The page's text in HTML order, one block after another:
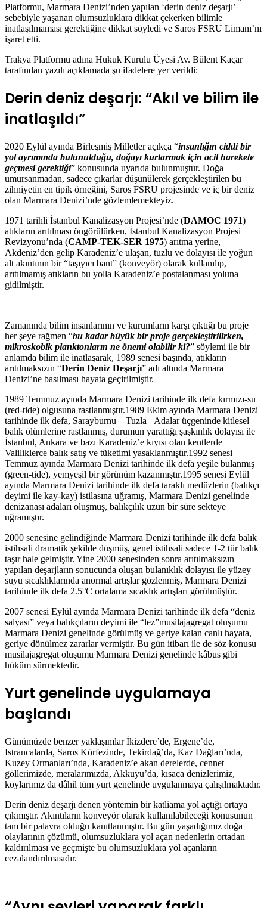
Platformu, Marmara Denizi’nden yapılan ‘derin deniz deşarjı’
sebebiyle yaşanan olumsuzluklara dikkat çekerken bilimle
inatlaşılmaması gerektiğine dikkat söyledi ve Saros FSRU Limanı’nı
işaret etti.
Trakya Platformu adına Hukuk Kurulu Üyesi Av. Bülent Kaçar
tarafından yazılı açıklamada şu ifadelere yer verildi:
Derin deniz deşarjı: “Akıl ve bilim ile
inatlaşıldı”
2020 Eylül ayında Birleşmiş Milletler açıkça “insanlığın ciddi bir
yol ayrımında bulunulduğu, doğayı kurtarmak için acil harekete
geçmesi gerektiği” konusunda uyarıda bulunmuştur. Doğa
umursanmadan, sadece çıkarlar düşünülerek gerçekleştirilen bu
zihniyetin en tipik örneğini, Saros FSRU projesinde ve iç bir deniz
olan Marmara Denizi’nde gözlemlemekteyiz.
1971 tarihli İstanbul Kanalizasyon Projesi’nde (DAMOC 1971)
atıkların arıtılması öngörülürken, İstanbul Kanalizasyon Projesi
Revizyonu’nda (CAMP-TEK-SER 1975) arıtma yerine,
Akdeniz’den gelip Karadeniz’e ulaşan, tuzlu ve dolayısı ile yoğun
alt akıntının bir “taşıyıcı bant” (konveyör) olarak kullanılıp,
arıtılmamış atıkların bu yolla Karadeniz’e postalanması yoluna
gidilmiştir.
Zamanında bilim insanlarının ve kurumların karşı çıktığı bu proje
her şeye rağmen “bu kadar büyük bir proje gerçekleştirilirken,
mikroskobik planktonların ne önemi olabilir ki?” söylemi ile bir
anlamda bilim ile inatlaşarak, 1989 senesi başında, atıkların
arıtılmaksızın “Derin Deniz Deşarjı” adı altında Marmara
Denizi’ne basılması hayata geçirilmiştir.
1989 Temmuz ayında Marmara Denizi tarihinde ilk defa kırmızı-su
(red-tide) olgusuna rastlanmıştır.1989 Ekim ayında Marmara Denizi
tarihinde ilk defa, Sarayburnu – Tuzla –Adalar üçgeninde kitlesel
balık ölümlerine rastlanmış, durumun yarattığı şaşkınlık dolayısı ile
İstanbul, Ankara ve bazı Karadeniz’e kıyısı olan kentlerde
Valiliklerce balık satış ve tüketimi yasaklanmıştır.1992 senesi
Temmuz ayında Marmara Denizi tarihinde ilk defa yeşile bulanmış
(green-tide), yemyeşil bir görünüm kazanmıştır.1995 senesi Eylül
ayında Marmara Denizi tarihinde ilk defa taraklı medüzlerin (balıkçı
deyimi ile kay-kay) istilasına uğramış, Marmara Denizi genelinde
denizanası adaları oluşmuş, balıkçılık uzun bir süre sekteye
uğramıştır.
2000 senesine gelindiğinde Marmara Denizi tarihinde ilk defa balık
istihsali dramatik şekilde düşmüş, genel istihsali sadece 1-2 tür balık
taşır hale gelmiştir. Yine 2000 senesinden sonra arıtılmaksızın
yapılan deşarjların sonucunda oluşan bulanıklık dolayısı ile yüzey
suyu sıcaklıklarında anormal artışlar gözlenmiş, Marmara Denizi
tarihinde ilk defa 2.5°C ortalama sıcaklık artışları görülmüştür.
2007 senesi Eylül ayında Marmara Denizi tarihinde ilk defa “deniz
salyası” veya balıkçıların deyimi ile “lez”musilajagregat oluşumu
Marmara Denizi genelinde görülmüş ve geriye kalan canlı hayata,
geriye dönülmez zararlar vermiştir. Bu gün itibarı ile de söz konusu
musilajagregat oluşumu Marmara Denizi genelinde kâbus gibi
hüküm sürmektedir.
Yurt genelinde uygulamaya
başlandı
Günümüzde benzer yaklaşımlar İkizdere’de, Ergene’de,
Istrancalarda, Saros Körfezinde, Tekirdağ’da, Kaz Dağları’nda,
Kuzey Ormanları’nda, Karadeniz’e akan derelerde, cennet
göllerimizde, meralarımızda, Akkuyu’da, kısaca denizlerimiz,
koylarımız da dâhil tüm yurt genelinde uygulanmaya çalışılmaktadır.
Derin deniz deşarjı denen yöntemin bir katliama yol açtığı ortaya
çıkmıştır. Akıntıların konveyör olarak kullanılabileceği konusunun
tam bir palavra olduğu kanıtlanmıştır. Bu gün yaşadığımız doğa
olaylarının çözümü, olumsuzluklara yol açan nedenlerin ortadan
kaldırılması ve geçmişte bu olumsuzluklara yol açanların
cezalandırılmasıdır.